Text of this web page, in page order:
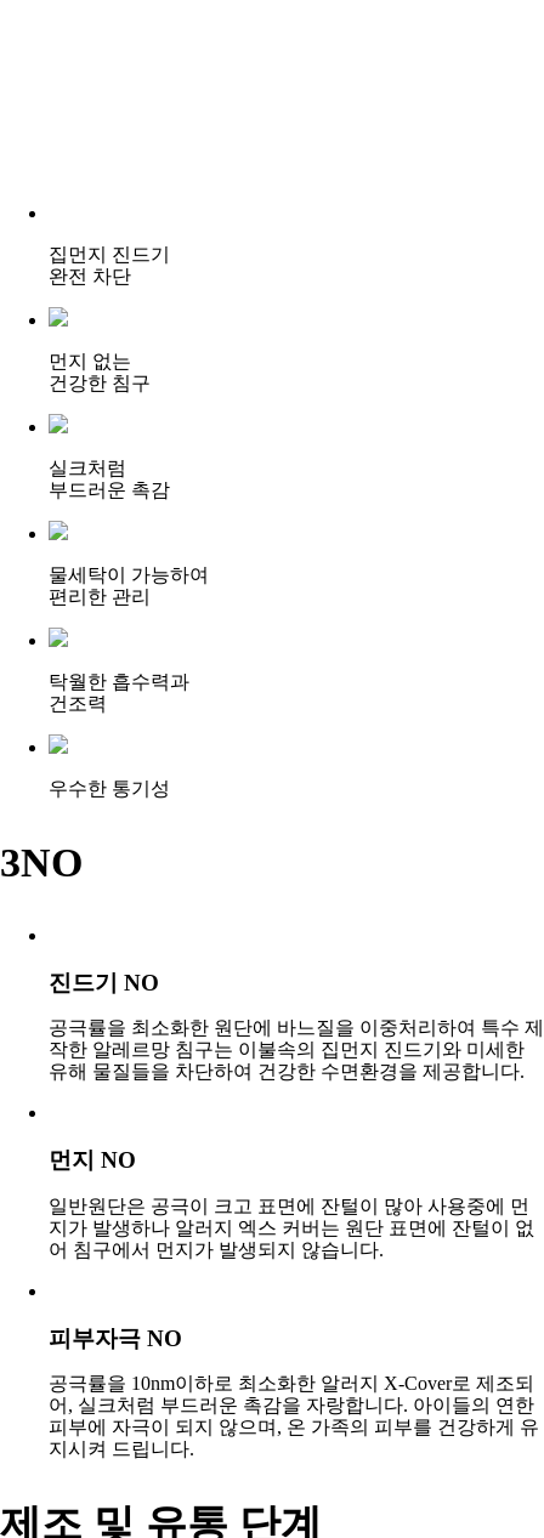
집먼지 진드기
완전 차단
먼지 없는
건강한 침구
실크처럼
부드러운 촉감
물세탁이 가능하여
편리한 관리
탁월한 흡수력과
건조력
우수한 통기성
3NO
진드기 NO
공극률을 최소화한 원단에 바느질을 이중처리하여 특수 제
작한 알레르망 침구는 이불속의 집먼지 진드기와 미세한
유해 물질들을 차단하여 건강한 수면환경을 제공합니다.
먼지 NO
일반원단은 공극이 크고 표면에 잔털이 많아 사용중에 먼
지가 발생하나 알러지 엑스 커버는 원단 표면에 잔털이 없
어 침구에서 먼지가 발생되지 않습니다.
피부자극 NO
공극률을 10nm이하로 최소화한 알러지 X-Cover로 제조되
어, 실크처럼 부드러운 촉감을 자랑합니다. 아이들의 연한
피부에 자극이 되지 않으며, 온 가족의 피부를 건강하게 유
지시켜 드립니다.
제조 및 유통 단계